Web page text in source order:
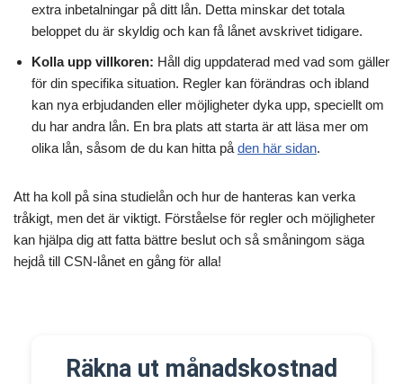
extra inbetalningar på ditt lån. Detta minskar det totala
beloppet du är skyldig och kan få lånet avskrivet tidigare.
Kolla upp villkoren: Håll dig uppdaterad med vad som gäller
för din specifika situation. Regler kan förändras och ibland
kan nya erbjudanden eller möjligheter dyka upp, speciellt om
du har andra lån. En bra plats att starta är att läsa mer om
olika lån, såsom de du kan hitta på den här sidan.
Att ha koll på sina studielån och hur de hanteras kan verka
tråkigt, men det är viktigt. Förståelse för regler och möjligheter
kan hjälpa dig att fatta bättre beslut och så småningom säga
hejdå till CSN-lånet en gång för alla!
Räkna ut månadskostnad